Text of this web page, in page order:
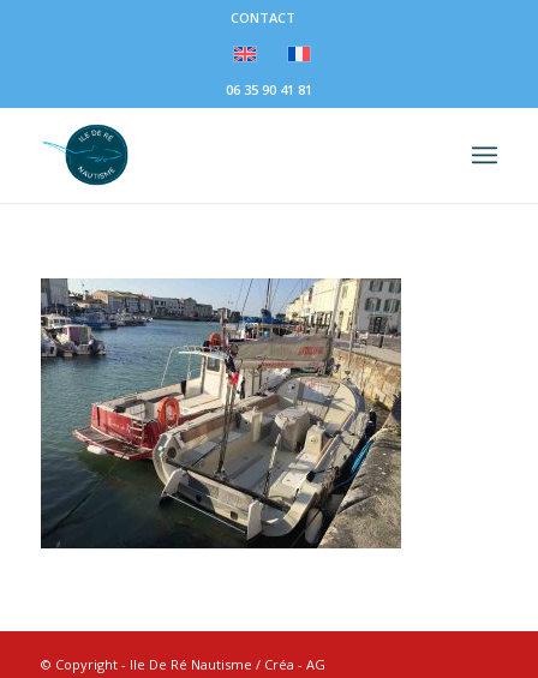
CONTACT
06 35 90 41 81
© Copyright - Ile De Ré Nautisme / Créa - AG